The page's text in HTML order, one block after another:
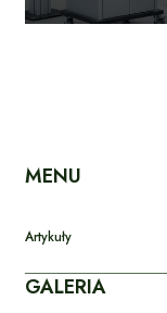
MENU
Artykuły
GALERIA